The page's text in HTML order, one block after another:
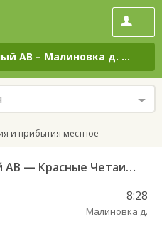
АВ – Малиновка д. на
и прибытия местное
Чебоксары Пригородный АВ — Красные Четаи с. ДКП ч/з Аликово с. ДКП 753
8:28
Малиновка д.